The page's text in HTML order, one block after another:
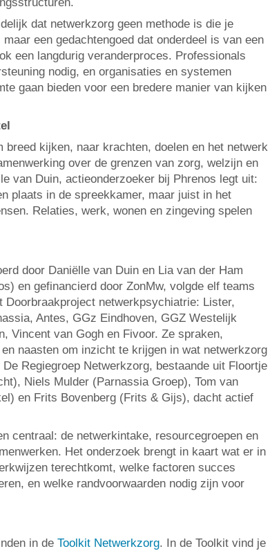
dat netwerkzorg geen methode is die je
een gedachtengoed dat onderdeel is van een
een langdurig veranderproces. Professionals
nodig, en organisaties en systemen
gaan bieden voor een bredere manier van kijken
breed kijken, naar krachten, doelen en het netwerk
over de grenzen van zorg, welzijn en
van Duin, actieonderzoeker bij Phrenos legt uit:
plaats in de spreekkamer, maar juist in het
Relaties, werk, wonen en zingeving spelen
door Daniëlle van Duin en Lia van der Ham
en gefinancierd door ZonMw, volgde elf teams
Doorbraakproject netwerkpsychiatrie: Lister,
Antes, GGz Eindhoven, GGZ Westelijk
Vincent van Gogh en Fivoor. Ze spraken,
naasten om inzicht te krijgen in wat netwerkzorg
Regiegroep Netwerkzorg, bestaande uit Floortje
Niels Mulder (Parnassia Groep), Tom van
en Frits Bovenberg (Frits & Gijs), dacht actief
centraal: de netwerkintake, resourcegroepen en
Het onderzoek brengt in kaart wat er in
terechtkomt, welke factoren succes
en welke randvoorwaarden nodig zijn voor
in de Toolkit Netwerkzorg. In de Toolkit vind je